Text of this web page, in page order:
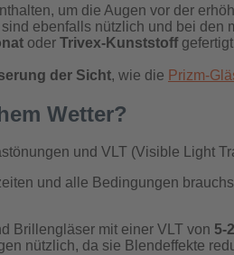
um die Augen vor der
sind ebenfalls nützlich und bei den
oder Trivex-Kunststoff
der Sicht, wie die Prizm-
Wetter?
und VLT (Visible Light
und alle Bedingungen
Brillengläser mit einer VLT von 5-
nützlich, da sie Blendeffekte